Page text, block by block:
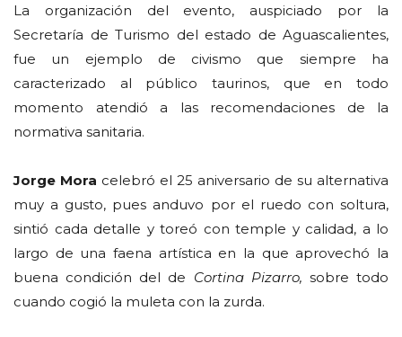
La organización del evento, auspiciado por la
Secretaría de Turismo del estado de Aguascalientes,
fue un ejemplo de civismo que siempre ha
caracterizado al público taurinos, que en todo
momento atendió a las recomendaciones de la
normativa sanitaria.
Jorge Mora celebró el 25 aniversario de su alternativa
muy a gusto, pues anduvo por el ruedo con soltura,
sintió cada detalle y toreó con temple y calidad, a lo
largo de una faena artística en la que aprovechó la
buena condición del de Cortina Pizarro, sobre todo
cuando cogió la muleta con la zurda.